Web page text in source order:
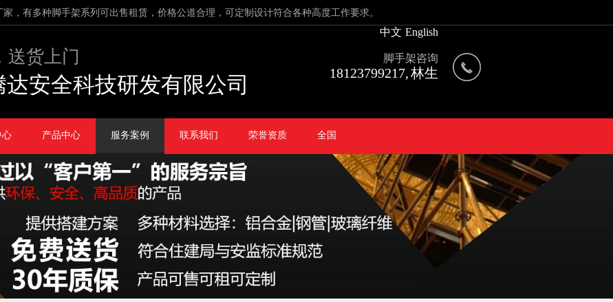
，有多种脚手架系列可出售租赁，价格公道合理，可定制设计符合各种高度工作要求。
送货上门
安全科技研发有限公司
中文 English
脚手架咨询
18123799217, 林生
心 产品中心 服务案例 联系我们 荣誉资质 全国